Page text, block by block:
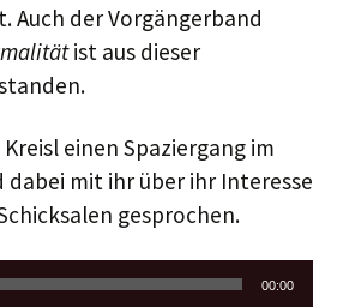
Auch der Vorgängerband
ist aus dieser
einen Spaziergang im
dabei mit ihr über ihr Interesse
gesprochen.
00:00